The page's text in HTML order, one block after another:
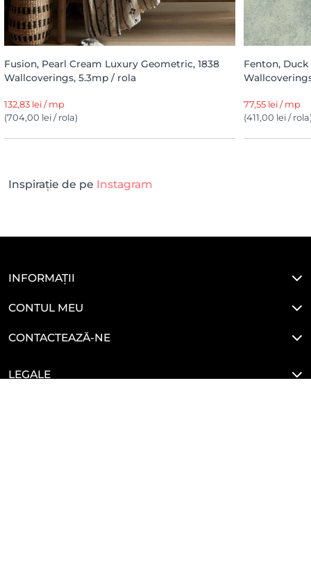
Fusion, Pearl Cream Luxury Geometric, 1838
Wallcoverings, 5.3mp / rola
132,83 lei / mp
(704,00 lei / rola)
Fenton, Duck
77,55 lei / mp
(411,00 lei /
Inspirație de pe Instagram
INFORMAȚII
CONTUL MEU
CONTACTEAZĂ-NE
LEGALE